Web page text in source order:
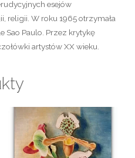
esejów
religii. W roku 1965 otrzymała
Sao Paulo. Przez krytykę
artystów XX wieku.